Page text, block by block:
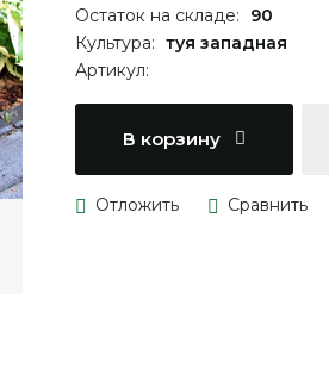
Остаток на складе:
90
Культура: туя западная
Артикул:
В корзину